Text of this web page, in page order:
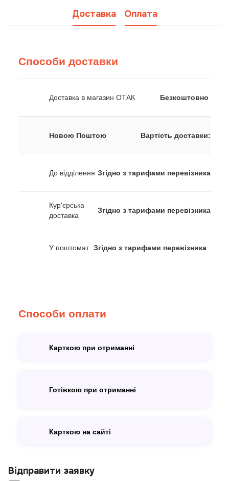
Доставка Оплата
Способи доставки
Доставка в магазин ОТАК Безкоштовно
Новою Поштою Вартість доставки:
До відділення Згідно з тарифами перевізника
Кур'єрська
доставка
Згідно з тарифами перевізника
У поштомат Згідно з тарифами перевізника
Способи оплати
Карткою при отриманні
Готівкою при отриманні
Карткою на сайті
Відправити заявку